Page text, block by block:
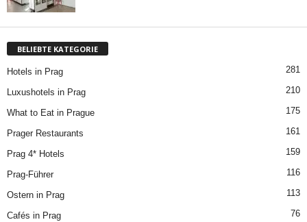
BELIEBTE KATEGORIE
Hotels in Prag 281
Luxushotels in Prag 210
What to Eat in Prague 175
Prager Restaurants 161
Prag 4* Hotels 159
Prag-Führer 116
Ostern in Prag 113
Cafés in Prag 76